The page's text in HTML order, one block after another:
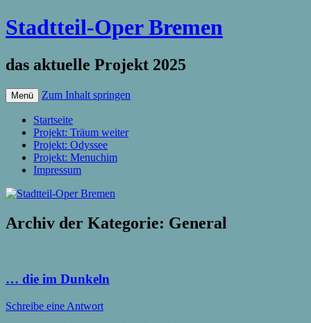
Stadtteil-Oper Bremen
das aktuelle Projekt 2025
Menü Zum Inhalt springen
Startseite
Projekt: Träum weiter
Projekt: Odyssee
Projekt: Menuchim
Impressum
Archiv der Kategorie: General
… die im Dunkeln
Schreibe eine Antwort